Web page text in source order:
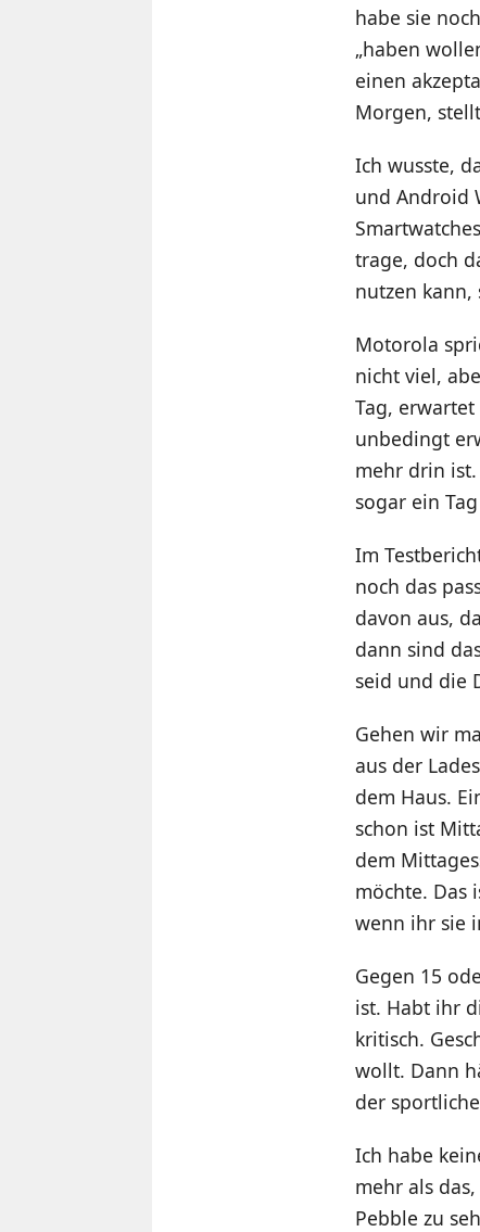
habe sie
„haben
einen
Morgen,
Ich wusste,
und Android
trage, doch
nutzen kann,
Motorola
nicht viel,
Tag,
unbedingt
mehr drin
sogar ein
Im
noch das
davon aus,
dann sind
seid und die
Gehen wir
aus der
dem Haus.
schon ist
dem
möchte. Das
wenn ihr sie
Gegen 15
ist. Habt ihr
kritisch.
wollt. Dann
der
Ich habe
mehr als
Pebble zu